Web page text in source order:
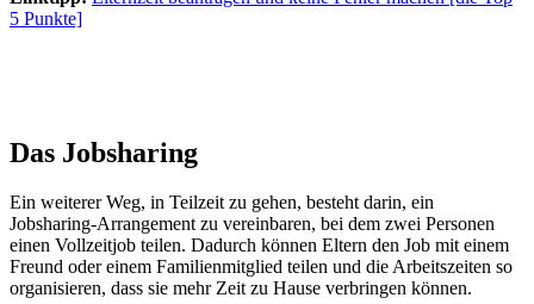
5 Punkte]
Das Jobsharing
Ein weiterer Weg, in Teilzeit zu gehen, besteht darin, ein
Jobsharing-Arrangement zu vereinbaren, bei dem zwei Personen
einen Vollzeitjob teilen. Dadurch können Eltern den Job mit einem
Freund oder einem Familienmitglied teilen und die Arbeitszeiten so
organisieren, dass sie mehr Zeit zu Hause verbringen können.